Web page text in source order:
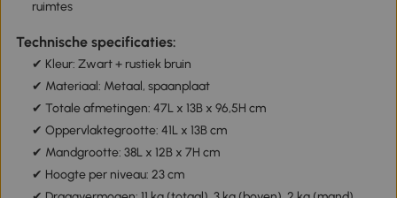
ruimtes
Technische specificaties:
✔ Kleur: Zwart + rustiek bruin
✔ Materiaal: Metaal, spaanplaat
✔ Totale afmetingen: 47L x 13B x 96,5H cm
✔ Oppervlaktegrootte: 41L x 13B cm
✔ Mandgrootte: 38L x 12B x 7H cm
✔ Hoogte per niveau: 23 cm